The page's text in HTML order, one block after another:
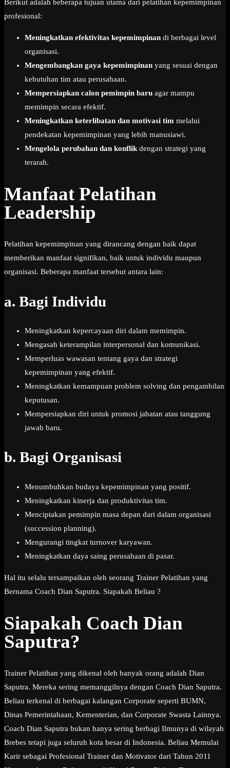
Berikut adalah beberapa tujuan utama dari pelatihan kepemimpinan
profesional:
Meningkatkan efektivitas kepemimpinan di berbagai level
organisasi.
Mengembangkan gaya kepemimpinan yang sesuai dengan
kebutuhan tim atau perusahaan.
Mempersiapkan calon pemimpin baru agar mampu
memimpin secara efektif.
Meningkatkan keterlibatan dan motivasi tim melalui
pendekatan kepemimpinan yang lebih manusiawi.
Mengelola perubahan dan konflik dengan strategi yang
terarah.
Manfaat Pelatihan
Leadership
Pelatihan kepemimpinan yang dirancang dengan baik dapat
memberikan manfaat signifikan, baik untuk individu maupun
organisasi. Beberapa manfaat tersebut antara lain:
a. Bagi Individu
Meningkatkan kepercayaan diri dalam memimpin.
Mengasah keterampilan interpersonal dan komunikasi.
Memperluas wawasan tentang gaya dan strategi
kepemimpinan yang efektif.
Meningkatkan kemampuan problem solving dan pengambilan
keputusan.
Mempersiapkan diri untuk promosi jabatan atau tanggung
jawab baru.
b. Bagi Organisasi
Menumbuhkan budaya kepemimpinan yang positif.
Meningkatkan kinerja dan produktivitas tim.
Menciptakan pemimpin masa depan dari dalam organisasi
(succession planning).
Mengurangi tingkat turnover karyawan.
Meningkatkan daya saing perusahaan di pasar.
Hal itu selalu tersampaikan oleh seorang Trainer Pelatihan yang
Bernama Coach Dian Saputra. Siapakah Beliau ?
Siapakah Coach Dian
Saputra?
Trainer Pelatihan yang dikenal oleh banyak orang adalah Dian
Saputra. Mereka sering memanggilnya dengan Coach Dian Saputra.
Beliau terkenal di berbagai kalangan Corporate seperti BUMN,
Dinas Pemerintahaan, Kementerian, dan Corporate Swasta Lainnya.
Coach Dian Saputra bukan hanya sering berbagi Ilmunya di wilayah
Brebes tetapi juga seluruh kota besar di Indonesia. Beliau Memulai
Karir sebagai Profesional Trainer dan Motivator dari Tahun 2011